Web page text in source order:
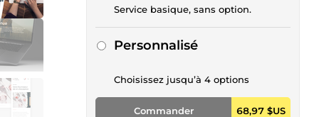
Service basique, sans option.
Personnalisé
Choisissez jusqu’à 4 options
Commander 68,97 $US